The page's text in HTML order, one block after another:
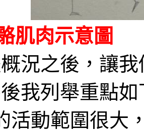
肌肉示意圖
況之後，讓
我列舉重點
活動範圍很大